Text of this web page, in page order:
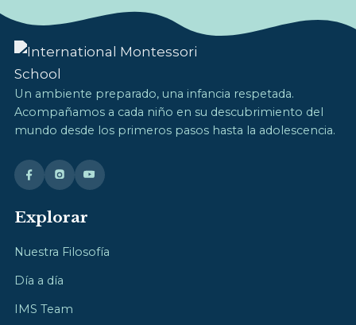
Un ambiente preparado, una infancia respetada.
Acompañamos a cada niño en su descubrimiento del
mundo desde los primeros pasos hasta la adolescencia.
Explorar
Nuestra Filosofía
Día a día
IMS Team